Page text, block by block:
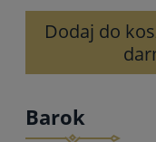
Dodaj do
Barok